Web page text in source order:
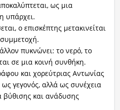
ως μια
υπάρχει.
ο επισκέπτης μετακινείται
πυκνώνει: το νερό, το
σε μια κοινή συνθήκη.
και χορεύτριας Αντωνίας
ως γεγονός, αλλά ως συνέχεια
βύθισης και ανάδυσης